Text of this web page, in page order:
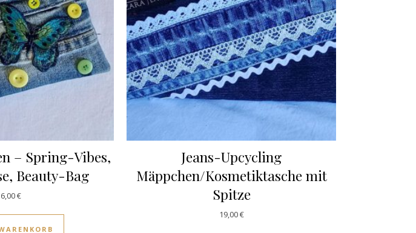
– Spring-Vibes,
Beauty-Bag
€
Jeans-Upcycling
Mäppchen/Kosmetiktasche mit
Spitze
19,00€